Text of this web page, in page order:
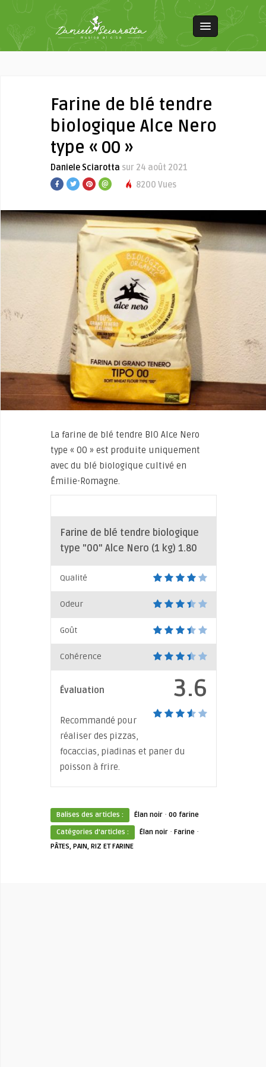
Farine de blé tendre
biologique Alce Nero
type « 00 »
Daniele Sciarotta sur 24 août 2021
8200 Vues
La farine de blé tendre BIO Alce Nero
type « 00 » est produite uniquement
avec du blé biologique cultivé en
Émilie-Romagne.
Farine de blé tendre biologique
type "00" Alce Nero (1 kg) 1.80
Qualité
Odeur
Goût
Cohérence
3.6
Évaluation
Recommandé pour
réaliser des pizzas,
focaccias, piadinas et paner du
poisson à frire.
Balises des articles : Élan noir · 00 farine
Catégories d'articles :
Élan noir · Farine ·
PÂTES, PAIN, RIZ ET FARINE